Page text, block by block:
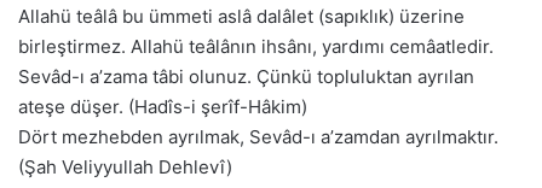
Allahü teâlâ bu ümmeti aslâ dalâlet (sapıklık) üzerine
birleştirmez. Allahü teâlânın ihsânı, yardımı cemâatledir.
Sevâd-ı a’zama tâbi olunuz. Çünkü topluluktan ayrılan
ateşe düşer. (Hadîs-i şerîf-Hâkim)
Dört mezhebden ayrılmak, Sevâd-ı a’zamdan ayrılmaktır.
(Şah Veliyyullah Dehlevî)